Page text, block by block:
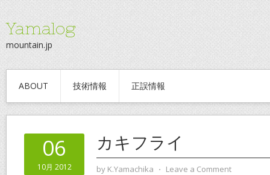
Yamalog
mountain.jp
ABOUT 技術情報 正誤情報
06
10月 2012
カキフライ
by K.Yamachika ⋅ Leave a Comment